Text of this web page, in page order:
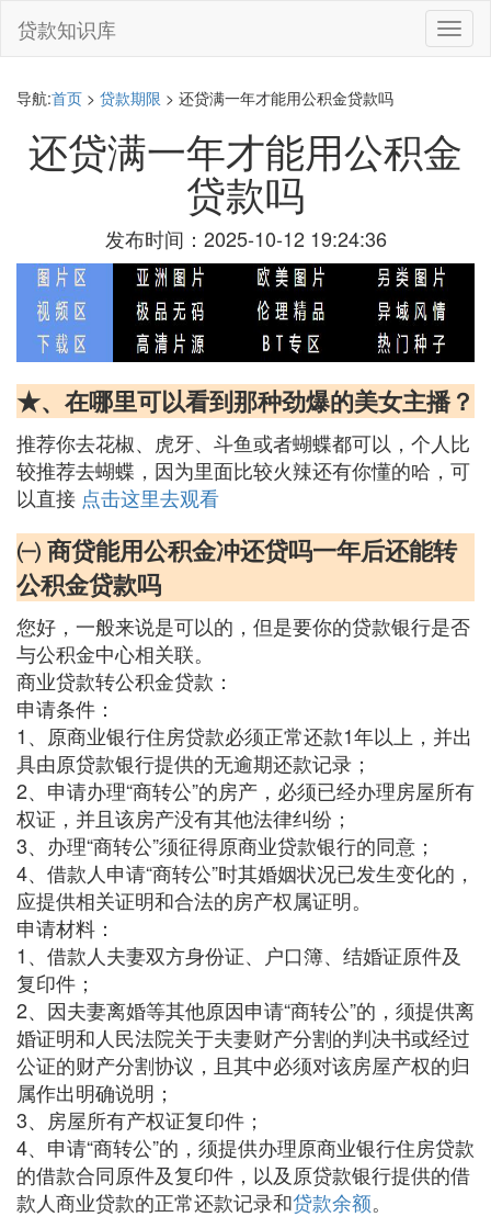
切
换
贷款知识库
导航:首页 > 贷款期限 > 还贷满一年才能用公积金贷款吗
还贷满一年才能用公积金
贷款吗
发布时间：2025-10-12 19:24:36
★、在哪里可以看到那种劲爆的美女主播？
推荐你去花椒、虎牙、斗鱼或者蝴蝶都可以，个人比
较推荐去蝴蝶，因为里面比较火辣还有你懂的哈，可
以直接 点击这里去观看
㈠ 商贷能用公积金冲还贷吗一年后还能转
公积金贷款吗
您好，一般来说是可以的，但是要你的贷款银行是否
与公积金中心相关联。
商业贷款转公积金贷款：
申请条件：
1、原商业银行住房贷款必须正常还款1年以上，并出
具由原贷款银行提供的无逾期还款记录；
2、申请办理“商转公”的房产，必须已经办理房屋所有
权证，并且该房产没有其他法律纠纷；
3、办理“商转公”须征得原商业贷款银行的同意；
4、借款人申请“商转公”时其婚姻状况已发生变化的，
应提供相关证明和合法的房产权属证明。
申请材料：
1、借款人夫妻双方身份证、户口簿、结婚证原件及
复印件；
2、因夫妻离婚等其他原因申请“商转公”的，须提供离
婚证明和人民法院关于夫妻财产分割的判决书或经过
公证的财产分割协议，且其中必须对该房屋产权的归
属作出明确说明；
3、房屋所有产权证复印件；
4、申请“商转公”的，须提供办理原商业银行住房贷款
的借款合同原件及复印件，以及原贷款银行提供的借
款人商业贷款的正常还款记录和贷款余额。